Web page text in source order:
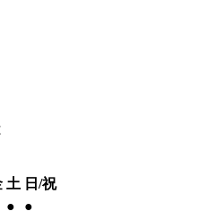
土 日/祝
●
●